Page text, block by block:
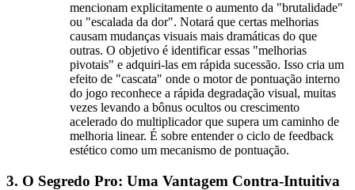
mencionam explicitamente o aumento da "brutalidade"
ou "escalada da dor". Notará que certas melhorias
causam mudanças visuais mais dramáticas do que
outras. O objetivo é identificar essas "melhorias
pivotais" e adquiri-las em rápida sucessão. Isso cria um
efeito de "cascata" onde o motor de pontuação interno
do jogo reconhece a rápida degradação visual, muitas
vezes levando a bônus ocultos ou crescimento
acelerado do multiplicador que supera um caminho de
melhoria linear. É sobre entender o ciclo de feedback
estético como um mecanismo de pontuação.
3. O Segredo Pro: Uma Vantagem Contra-Intuitiva